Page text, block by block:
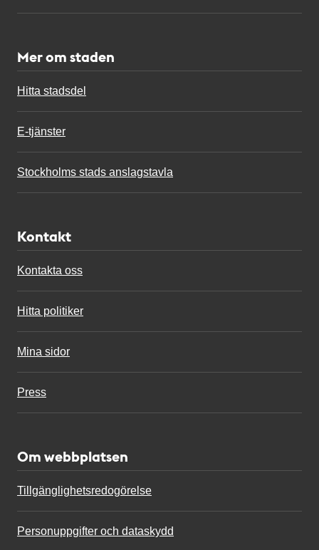
Mer om staden
Hitta stadsdel
E-tjänster
Stockholms stads anslagstavla
Kontakt
Kontakta oss
Hitta politiker
Mina sidor
Press
Om webbplatsen
Tillgänglighetsredogörelse
Personuppgifter och dataskydd